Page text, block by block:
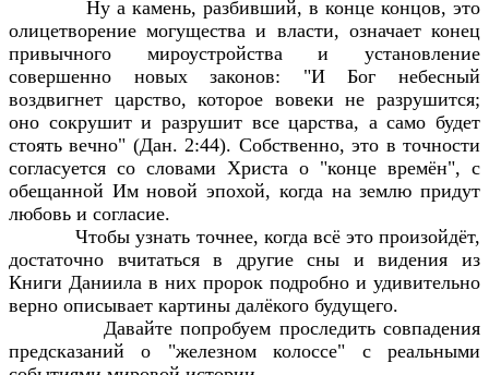
Ну а камень, разбивший, в конце концов, это
олицетворение могущества и власти, означает конец
привычного мироустройства и установление
совершенно новых законов: "И Бог небесный
воздвигнет царство, которое вовеки не разрушится;
оно сокрушит и разрушит все царства, а само будет
стоять вечно" (Дан. 2:44). Собственно, это в точности
согласуется со словами Христа о "конце времён", с
обещанной Им новой эпохой, когда на землю придут
любовь и согласие.
Чтобы узнать точнее, когда всё это произойдёт,
достаточно вчитаться в другие сны и видения из
Книги Даниила в них пророк подробно и удивительно
верно описывает картины далёкого будущего.
Давайте попробуем проследить совпадения
предсказаний о "железном колоссе" с реальными